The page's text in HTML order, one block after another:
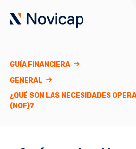
GUÍA FINANCIERA
GENERAL
¿QUÉ SON LAS NECESIDADES
(NOF)?